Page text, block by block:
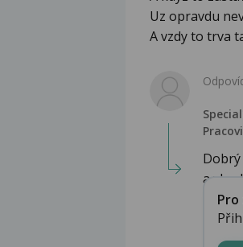
Uz opravdu
A vzdy to trva
a